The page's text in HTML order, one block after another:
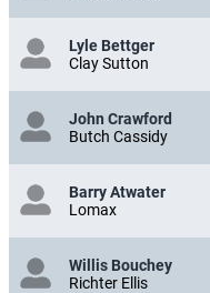
Lyle Bettger
Clay Sutton
John Crawford
Butch Cassidy
Barry Atwater
Lomax
Willis Bouchey
Richter Ellis